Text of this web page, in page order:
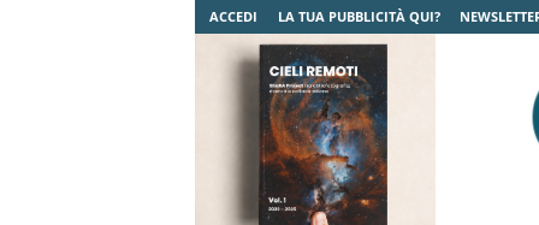
ACCEDI LA TUA PUBBLICITÀ QUI?